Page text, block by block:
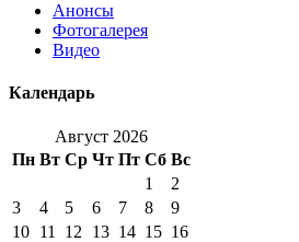
Анонсы
Фотогалерея
Видео
Календарь
Август 2026
Пн Вт Ср Чт Пт Сб Вс
1
2
3
4 5 6 7 8
9
10 11 12 13 14 15 16